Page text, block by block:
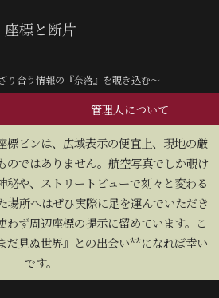
座標と断片
り合う情報の『奈落』を覗き込む～
管理人について
標ピンは、広域表示の便宜上、現地の厳
のではありません。航空写真でしか覗け
秘や、ストリートビューで刻々と変わる
場所へはぜひ実際に足を運んでいただき
わず周辺座標の提示に留めています。こ
だ見ぬ世界』との出会い**になれば幸い
です。